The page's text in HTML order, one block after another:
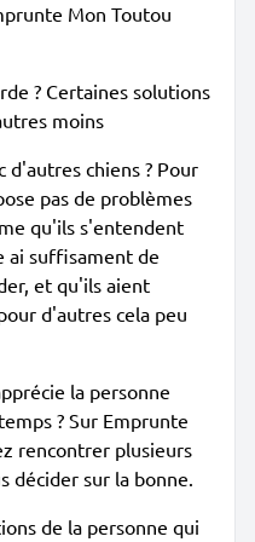
Mon Toutou
? Certaines solutions
moins
d'autres chiens ? Pour
pas de problèmes
qu'ils s'entendent
ai suffisament de
et qu'ils aient
d'autres cela peu
la personne
? Sur Emprunte
rencontrer plusieurs
décider sur la bonne.
de la personne qui